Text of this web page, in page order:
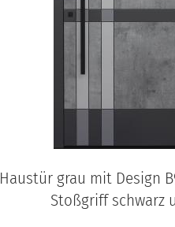
Haustür grau mit Design
Stoßgriff schwarz